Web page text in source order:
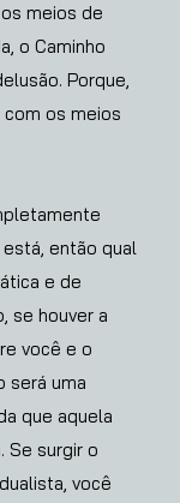
meios de
o Caminho
Porque,
os meios
então qual
e de
se houver a
você e o
será uma
que aquela
Se surgir o
você